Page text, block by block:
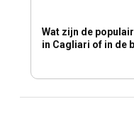
Wat zijn de
in Cagliari of in de